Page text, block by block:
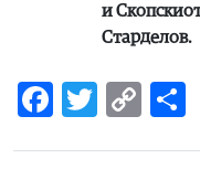
и
Старделов.
Facebook
Twitter